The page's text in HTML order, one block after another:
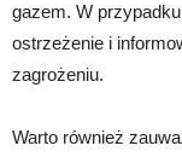
gazem. W
ostrzeżenie i
zagrożeniu.
Warto również